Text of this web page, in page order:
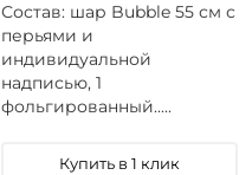
Состав: шар Bubble 55 см с
перьями и
индивидуальной
надписью, 1
фольгированный.....
Купить в 1 клик